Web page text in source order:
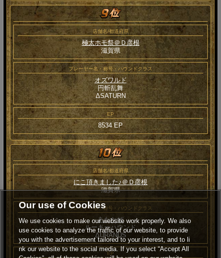
店舗名/都道府県
極太ホモ祭＠Ｄ彦根
滋賀県
プレーヤー名・称号・ハウンドクラス
オズワルド
円斬乱舞
ΔSATURN
EP
8534 EP
店舗名/都道府県
にこ頂きました♪＠Ｄ彦根
滋賀県
プレーヤー名・称号・ハウンドクラス
あたかぜ
ルーキーハウンド
ΔURANUS
EP
Our use of Cookies
We use cookies to make our website work properly. We also
use cookies to analyze the traffic of our website, to provide
you with the advertisement tailored to your interest, and to li
nk our website to the social media. If you select “Accept All